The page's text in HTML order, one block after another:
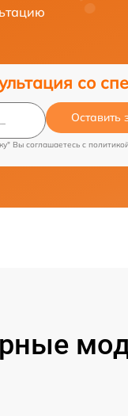
со
Оставить
Вы соглашаетесь c